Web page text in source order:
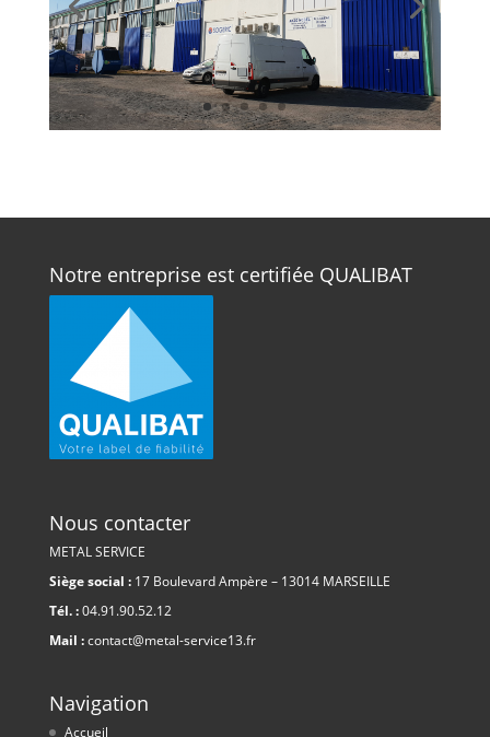
Notre entreprise est certifiée QUALIBAT
Nous contacter
METAL SERVICE
Siège social :17 Boulevard Ampère – 13014 MARSEILLE
Tél. :04.91.90.52.12
Mail :contact@metal-service13.fr
Navigation
Accueil